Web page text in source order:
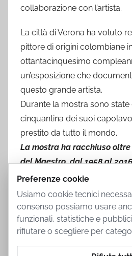
collaborazione con l’artista.
La città di Verona ha voluto
pittore di origini colombiane
ottantacinquesimo
un’esposizione che
questo grande artista.
Durante la mostra sono
cinquantina dei suoi
prestito da tutto il mondo.
La mostra ha racchiuso
del Maestro, dal 1958 al
Preferenze cookie
Usiamo cookie tecnici
consenso possiamo usare
funzionali, statistiche e
rifiutare o scegliere per